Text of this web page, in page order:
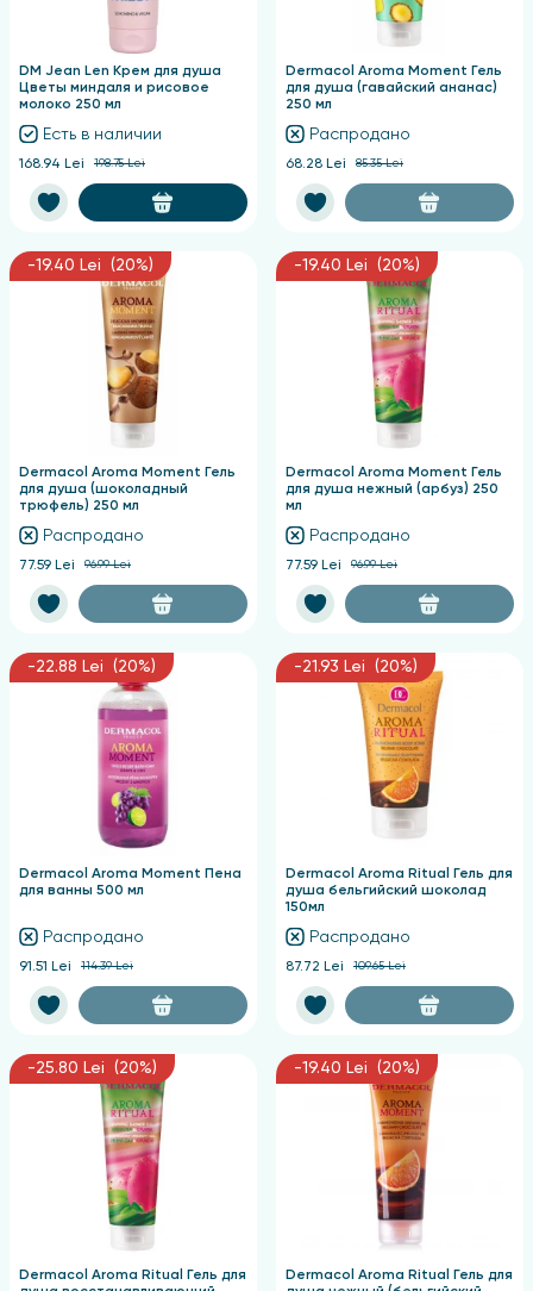
DM Jean Len Крем для душа
Цветы миндаля и рисовое
молоко 250 мл
Есть в наличии
168.94 Lei 198.75 Lei
Dermacol Aroma Moment Гель
для душа (гавайский ананас)
250 мл
Распродано
68.28 Lei 85.35 Lei
-19.40 Lei (20%)
Dermacol Aroma Moment Гель
для душа (шоколадный
трюфель) 250 мл
Распродано
77.59 Lei 96.99 Lei
-19.40 Lei (20%)
Dermacol Aroma Moment Гель
для душа нежный (арбуз) 250
мл
Распродано
77.59 Lei 96.99 Lei
-22.88 Lei (20%)
Dermacol Aroma Moment Пена
для ванны 500 мл
Распродано
91.51 Lei 114.39 Lei
-21.93 Lei (20%)
Dermacol Aroma Ritual Гель для
душа бельгийский шоколад
150мл
Распродано
87.72 Lei 109.65 Lei
-25.80 Lei (20%)
Dermacol Aroma Ritual Гель для
-19.40 Lei (20%)
Dermacol Aroma Ritual Гель для